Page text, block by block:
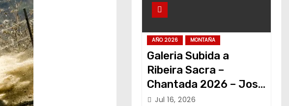
AÑO 2026 MONTAÑA
Galeria Subida a
Ribeira Sacra –
Chantada 2026 – Jose
Alvariño
Jul 16, 2026